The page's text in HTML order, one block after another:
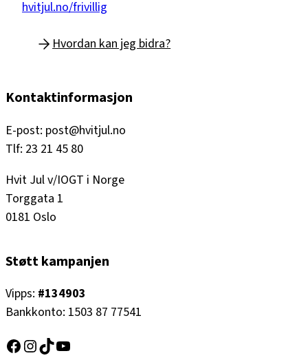
hvitjul.no/frivillig
Hvordan kan jeg bidra?
Kontaktinformasjon
E-post: post@hvitjul.no
Tlf: 23 21 45 80
Hvit Jul v/IOGT i Norge
Torggata 1
0181 Oslo
Støtt kampanjen
Vipps: #134903
Bankkonto: 1503 87 77541
Facebook InstagramTikTok YouTube